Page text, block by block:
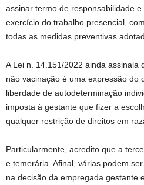
assinar termo de responsabilidade
exercício do trabalho presencial,
todas as medidas preventivas
A Lei n. 14.151/2022 ainda assinala
não vacinação é uma expressão do
liberdade de autodeterminação
imposta à gestante que fizer a
qualquer restrição de direitos em
Particularmente, acredito que a
e temerária. Afinal, várias podem
na decisão da empregada gestante